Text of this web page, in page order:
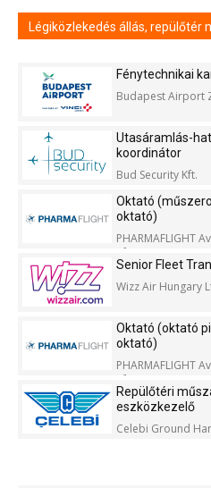
Légiközlekedés állás, repülőtér
Fénytechnikai
Budapest Airport
Utasáramlás-
koordinátor
Bud Security Kft.
Oktató
oktató)
PHARMAFLIGHT
Kft.
Senior Fleet
Wizz Air Hungary
Oktató (oktató
oktató)
PHARMAFLIGHT
Kft.
Repülőtéri
eszközkezelő
Celebi Ground